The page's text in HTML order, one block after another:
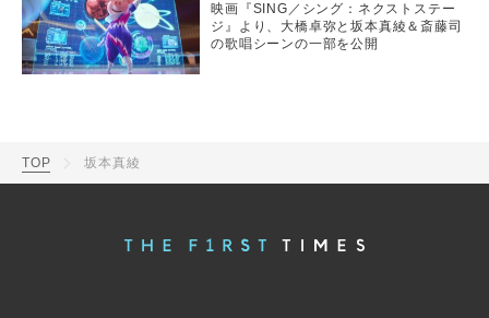
映画『SING／シング：ネクストステー
ジ』より、大橋卓弥と坂本真綾＆斎藤司
の歌唱シーンの一部を公開
TOP 坂本真綾